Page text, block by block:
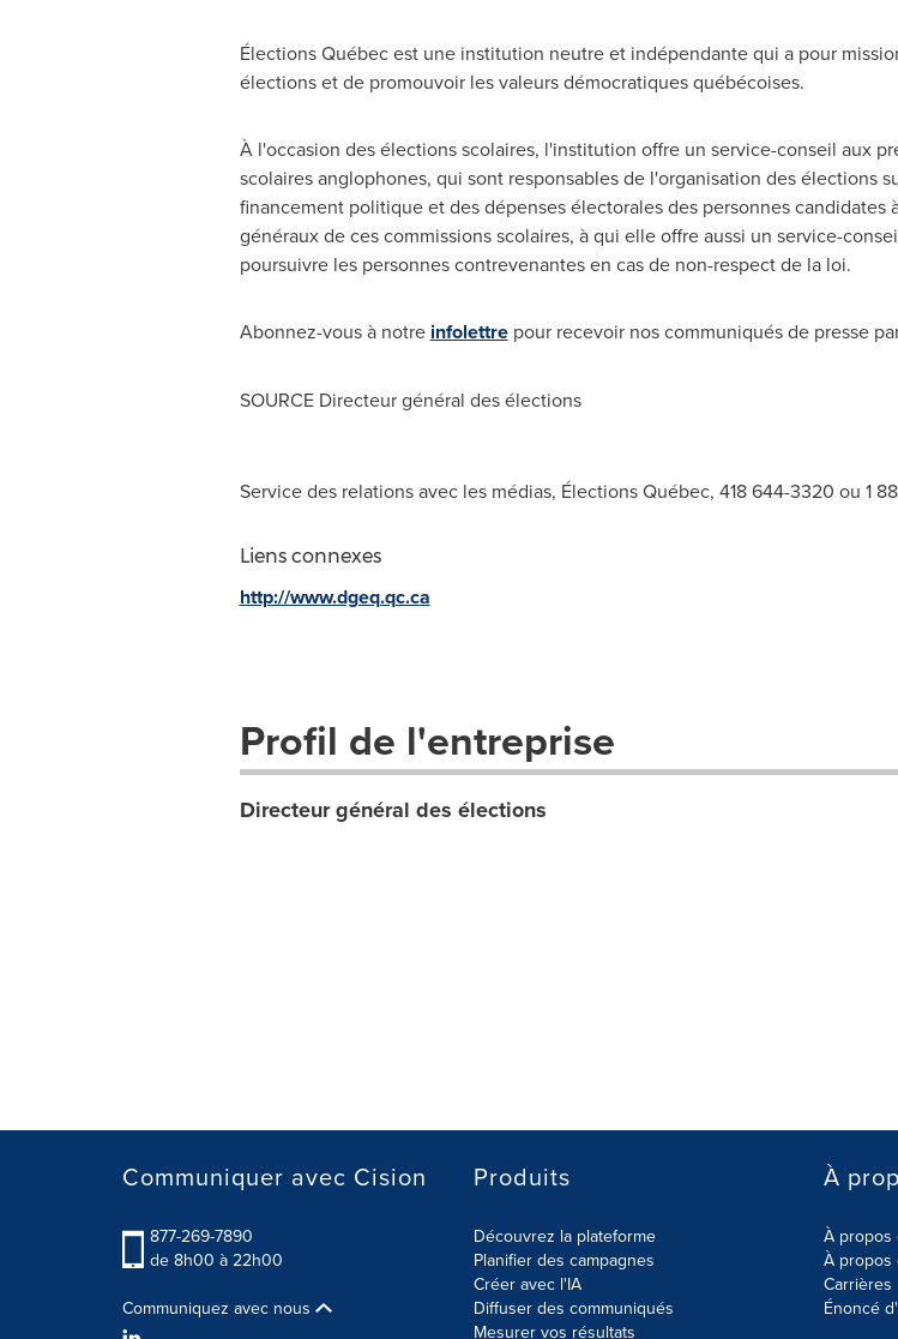
Élections Québec est une institution neutre et indépendante qui a pour
élections et de promouvoir les valeurs démocratiques québécoises.
À l'occasion des élections scolaires, l'institution offre un service-conseil aux
scolaires anglophones, qui sont responsables de l'organisation des élections
financement politique et des dépenses électorales des personnes
généraux de ces commissions scolaires, à qui elle offre aussi un service-
poursuivre les personnes contrevenantes en cas de non-respect de la loi.
Abonnez-vous à notre infolettrepour recevoir nos communiqués de presse
SOURCE Directeur général des élections
Service des relations avec les médias, Élections Québec, 418 644-3320 ou 1
Liens connexes
http://www.dgeq.qc.ca
Profil de l'entreprise
Directeur général des élections
Communiquer avec Cision
877-269-7890
de 8h00 à 22h00
Communiquez avec nous
Produits
Découvrez la plateforme
Planifier des campagnes
Créer avec l'IA
Diffuser des communiqués
Mesurer vos résultats
À
À propos
À propos
Carrières
Énoncé